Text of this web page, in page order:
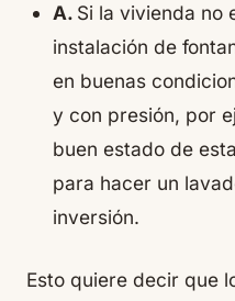
A. Si la vivienda no
instalación de
en buenas
y con presión, por
buen estado de
para hacer un
inversión.
Esto quiere decir que